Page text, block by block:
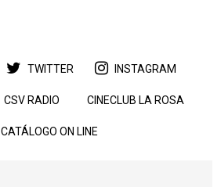
TWITTER INSTAGRAM
CSV RADIO CINECLUB LA ROSA
CATÁLOGO ON LINE